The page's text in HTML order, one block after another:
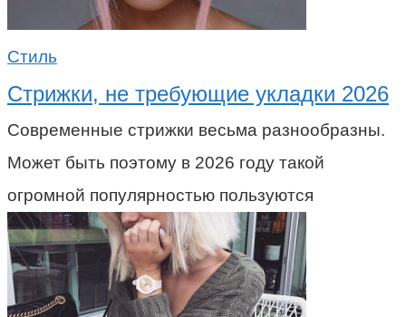
Стиль
Стрижки, не требующие укладки 2026
Современные стрижки весьма разнообразны.
Может быть поэтому в 2026 году такой
огромной популярностью пользуются